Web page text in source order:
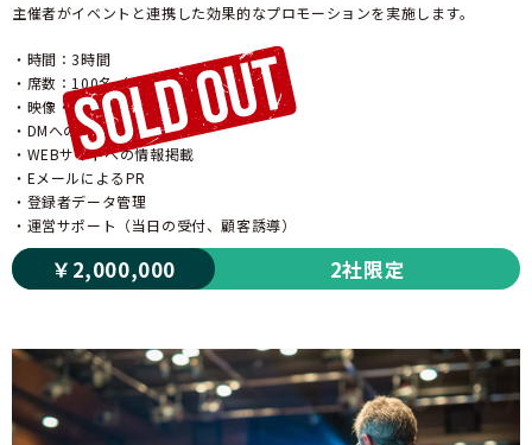
主催者がイベントと連携した効果的なプロモーションを実施します。
・時間：3時間
・席数：100名（シアター形式）
・映像・音響機器一式
・DMへの情報掲載
・WEBサイトへの情報掲載
・EメールによるPR
・登録者データ管理
・運営サポート（当日の受付、顧客誘導）
￥2,000,000 2社限定